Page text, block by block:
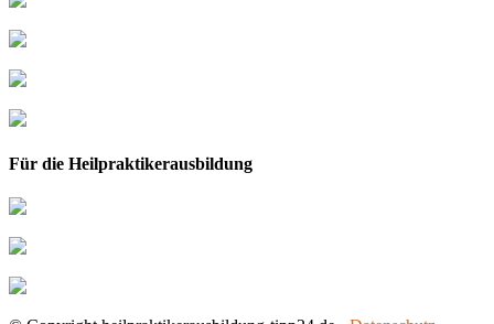
Für die Heilpraktikerausbildung